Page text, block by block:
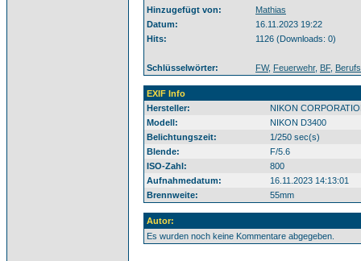
Hinzugefügt von:
Mathias
Datum:
16.11.2023 19:22
Hits:
1126 (Downloads: 0)
Schlüsselwörter: FW, Feuerwehr, BF,
EXIF Info
Hersteller:
NIKON
Modell:
NIKON D3400
Belichtungszeit:
1/250 sec(s)
Blende:
F/5.6
ISO-Zahl:
800
Aufnahmedatum:
16.11.2023 14:13:01
Brennweite:
55mm
Autor:
Es wurden noch keine Kommentare abgegeben.